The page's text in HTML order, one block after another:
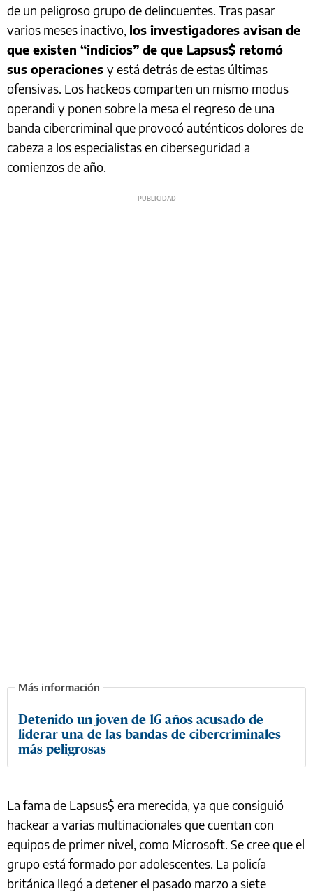
de un peligroso grupo de delincuentes. Tras pasar
varios meses inactivo, los investigadores avisan de
que existen “indicios” de que Lapsus$ retomó
sus operaciones y está detrás de estas últimas
ofensivas. Los hackeos comparten un mismo modus
operandi y ponen sobre la mesa el regreso de una
banda cibercriminal que provocó auténticos dolores de
cabeza a los especialistas en ciberseguridad a
comienzos de año.
Detenido un joven de 16 años acusado de
liderar una de las bandas de cibercriminales
más peligrosas
La fama de Lapsus$ era merecida, ya que consiguió
hackear a varias multinacionales que cuentan con
equipos de primer nivel, como Microsoft. Se cree que el
grupo está formado por adolescentes. La policía
británica llegó a detener el pasado marzo a siete